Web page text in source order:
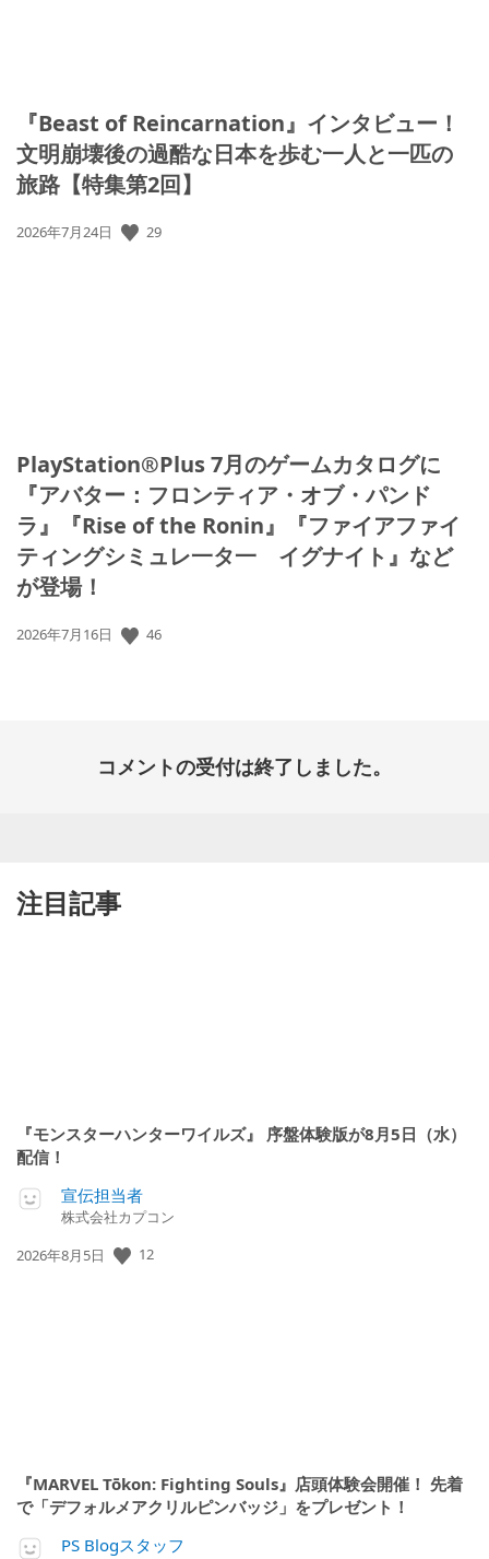
『Beast of Reincarnation』インタビュー！
文明崩壊後の過酷な日本を歩む一人と一匹の
旅路【特集第2回】
公
2026年7月24日 29
PlayStation®Plus 7月のゲームカタログに
『アバター：フロンティア・オブ・パンド
ラ』『Rise of the Ronin』『ファイアファイ
ティングシミュレ一タ一 イグナイト』など
が登場！
公
2026年7月16日 46
コメントの受付は終了しました。
注目記事
『モンスターハンターワイルズ』 序盤体験版が8月5日（水）
配信！
宣伝担当者
株式会社カプコン
公
2026年8月5日 12
『MARVEL Tōkon: Fighting Souls』店頭体験会開催！ 先着
で「デフォルメアクリルピンバッジ」をプレゼント！
PS Blogスタッフ